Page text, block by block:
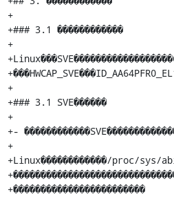
+
+### 3.1 ������������
+
+
+### 3.1 SVE������
+
+-
+
+Linux������������/proc/sys/
+������������������������